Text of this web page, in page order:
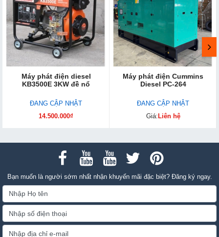
Máy phát điện diesel
KB3500E 3KW đề nổ
ĐANG CẬP NHẬT
14.500.000₫
Máy phát điện Cummins
Diesel PC-264
ĐANG CẬP NHẬT
Giá: Liên hệ
Bạn muốn là người sớm nhất nhận khuyến mãi đặc biệt? Đăng ký ngay.